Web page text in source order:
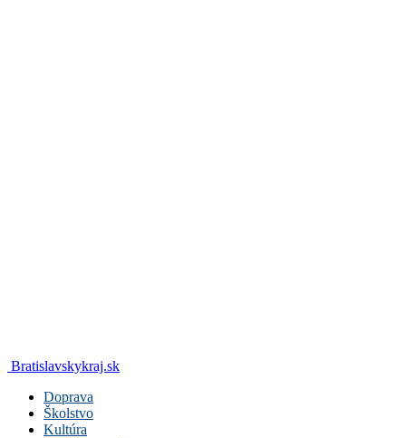
Bratislavskykraj.sk
Doprava
Školstvo
Kultúra